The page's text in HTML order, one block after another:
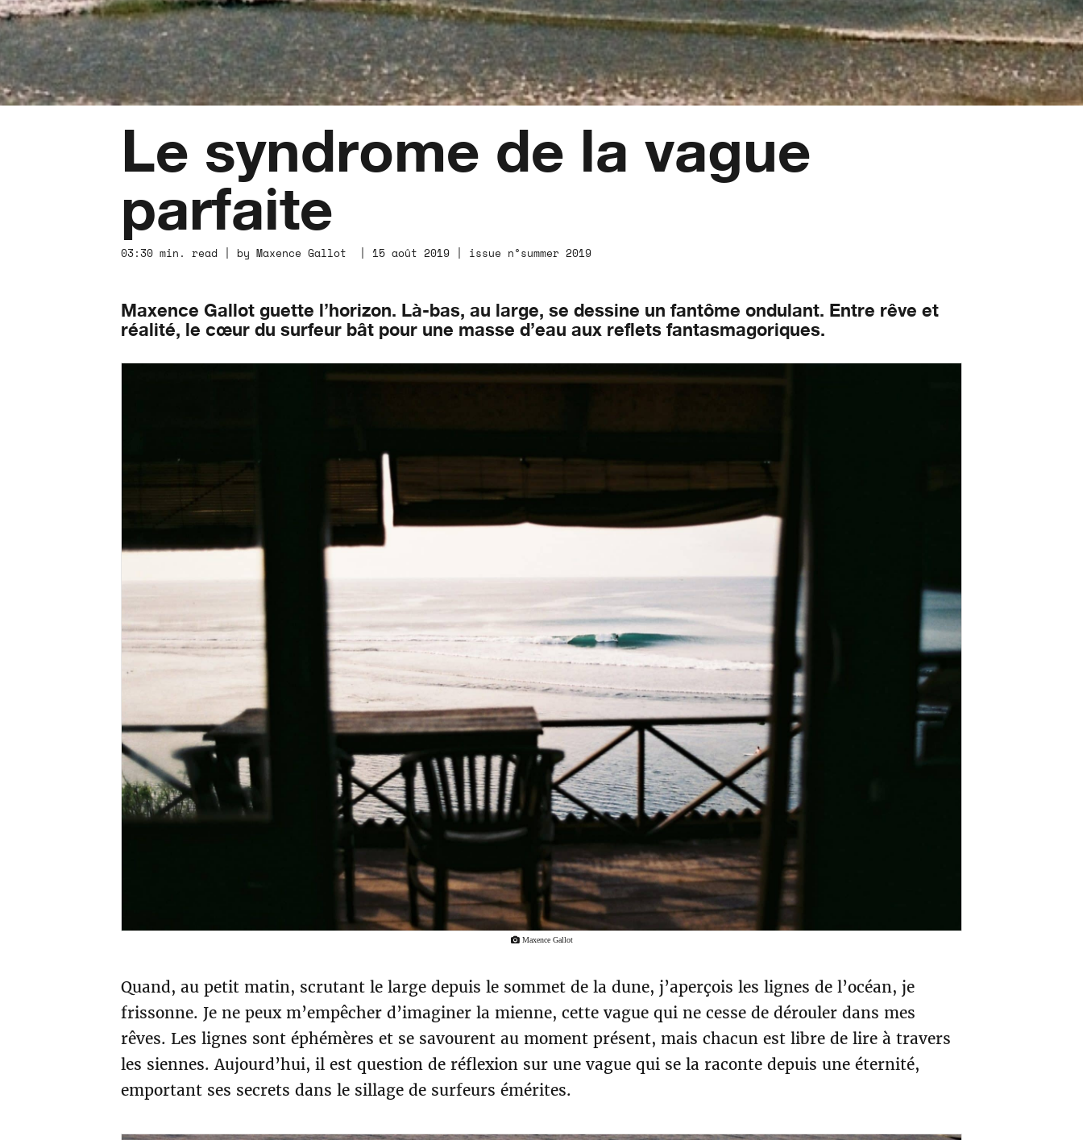
Le syndrome de la vague
parfaite
03:30 min. read | by Maxence Gallot | 15 août 2019 | issue n°summer 2019
Maxence Gallot guette l’horizon. Là-bas, au large, se dessine un fantôme ondulant. Entre rêve et
réalité, le cœur du surfeur bât pour une masse d’eau aux reflets fantasmagoriques.
Maxence Gallot
Quand, au petit matin, scrutant le large depuis le sommet de la dune, j’aperçois les lignes de l’océan, je
frissonne. Je ne peux m’empêcher d’imaginer la mienne, cette vague qui ne cesse de dérouler dans mes
rêves. Les lignes sont éphémères et se savourent au moment présent, mais chacun est libre de lire à travers
les siennes. Aujourd’hui, il est question de réflexion sur une vague qui se la raconte depuis une éternité,
emportant ses secrets dans le sillage de surfeurs émérites.